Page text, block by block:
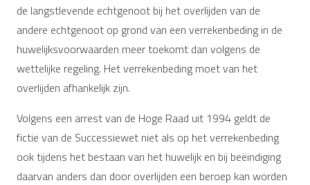
de langstlevende echtgenoot bij het overlijden van de
andere echtgenoot op grond van een verrekenbeding in de
huwelijksvoorwaarden meer toekomt dan volgens de
wettelijke regeling. Het verrekenbeding moet van het
overlijden afhankelijk zijn.
Volgens een arrest van de Hoge Raad uit 1994 geldt de
fictie van de Successiewet niet als op het verrekenbeding
ook tijdens het bestaan van het huwelijk en bij beëindiging
daarvan anders dan door overlijden een beroep kan worden